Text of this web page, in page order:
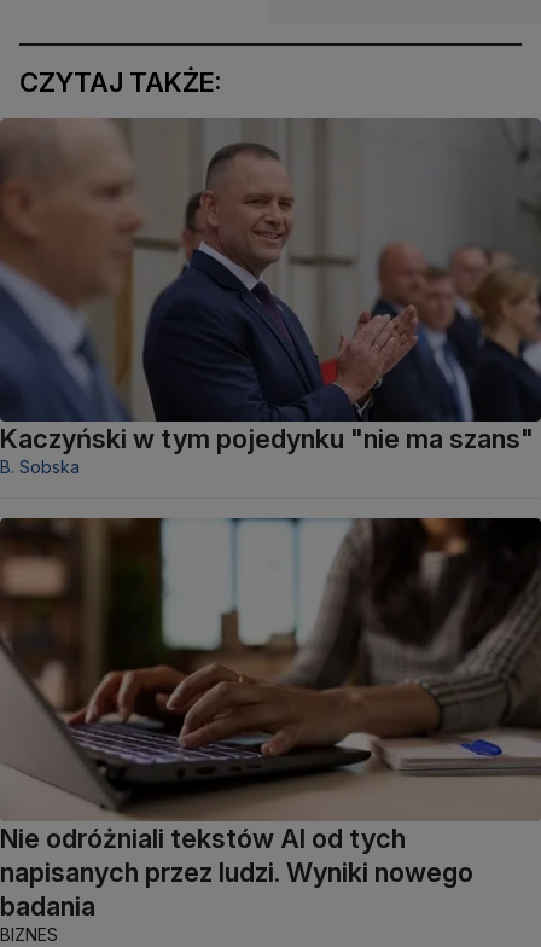
CZYTAJ TAKŻE:
Kaczyński w tym pojedynku "nie ma szans"
B. Sobska
Nie odróżniali tekstów AI od tych
napisanych przez ludzi. Wyniki nowego
badania
BIZNES